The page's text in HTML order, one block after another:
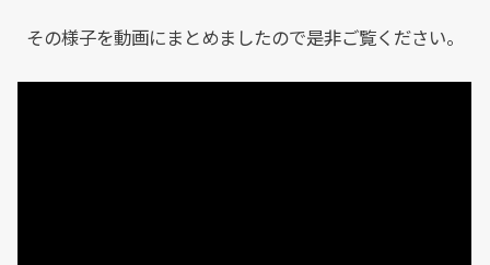
その様子を動画にまとめましたので是非ご覧ください。